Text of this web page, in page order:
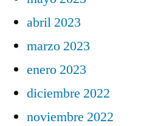
abril 2023
marzo 2023
enero 2023
diciembre 2022
noviembre 2022